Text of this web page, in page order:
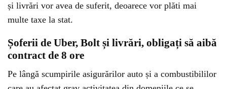
și livrări vor avea de suferit, deoarece vor plăti mai
multe taxe la stat.
Șoferii de Uber, Bolt și livrări, obligați să aibă
contract de 8 ore
Pe lângă scumpirile asigurărilor auto și a combustibililor